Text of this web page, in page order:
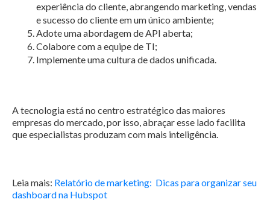
experiência do cliente, abrangendo marketing, vendas
e sucesso do cliente em um único ambiente;
Adote uma abordagem de API aberta;
Colabore com a equipe de TI;
Implemente uma cultura de dados unificada.
A tecnologia está no centro estratégico das maiores
empresas do mercado, por isso, abraçar esse lado facilita
que especialistas produzam com mais inteligência.
Leia mais: Relatório de marketing: Dicas para organizar seu
dashboard na Hubspot